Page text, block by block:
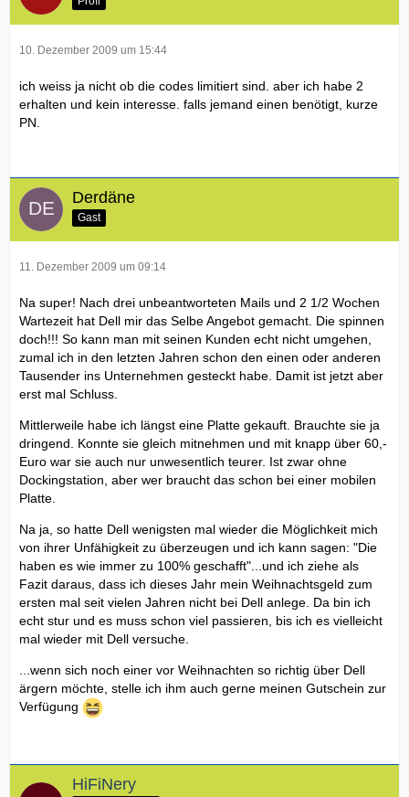
10. Dezember 2009 um 15:44
ich weiss ja nicht ob die codes limitiert sind. aber ich habe 2
erhalten und kein interesse. falls jemand einen benötigt, kurze
PN.
Derdäne
Gast
11. Dezember 2009 um 09:14
Na super! Nach drei unbeantworteten Mails und 2 1/2 Wochen
Wartezeit hat Dell mir das Selbe Angebot gemacht. Die spinnen
doch!!! So kann man mit seinen Kunden echt nicht umgehen,
zumal ich in den letzten Jahren schon den einen oder anderen
Tausender ins Unternehmen gesteckt habe. Damit ist jetzt aber
erst mal Schluss.
Mittlerweile habe ich längst eine Platte gekauft. Brauchte sie ja
dringend. Konnte sie gleich mitnehmen und mit knapp über 60,-
Euro war sie auch nur unwesentlich teurer. Ist zwar ohne
Dockingstation, aber wer braucht das schon bei einer mobilen
Platte.
Na ja, so hatte Dell wenigsten mal wieder die Möglichkeit mich
von ihrer Unfähigkeit zu überzeugen und ich kann sagen: "Die
haben es wie immer zu 100% geschafft"...und ich ziehe als
Fazit daraus, dass ich dieses Jahr mein Weihnachtsgeld zum
ersten mal seit vielen Jahren nicht bei Dell anlege. Da bin ich
echt stur und es muss schon viel passieren, bis ich es vielleicht
mal wieder mit Dell versuche.
...wenn sich noch einer vor Weihnachten so richtig über Dell
ärgern möchte, stelle ich ihm auch gerne meinen Gutschein zur
Verfügung
HiFiNery